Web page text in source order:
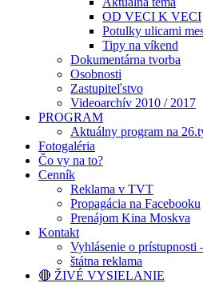
OD VECI K VECI
Potulky ulicami
Tipy na víkend
Dokumentárna tvorba
Osobnosti
Zastupiteľstvo
Videoarchív 2010 / 2017
PROGRAM
Aktuálny program na
Fotogaléria
Čo vy na to?
Cenník
Reklama v TVT
Propagácia na Facebooku
Prenájom Kina Moskva
Kontakt
Vyhlásenie o
štátna reklama
🔴 ŽIVÉ VYSIELANIE